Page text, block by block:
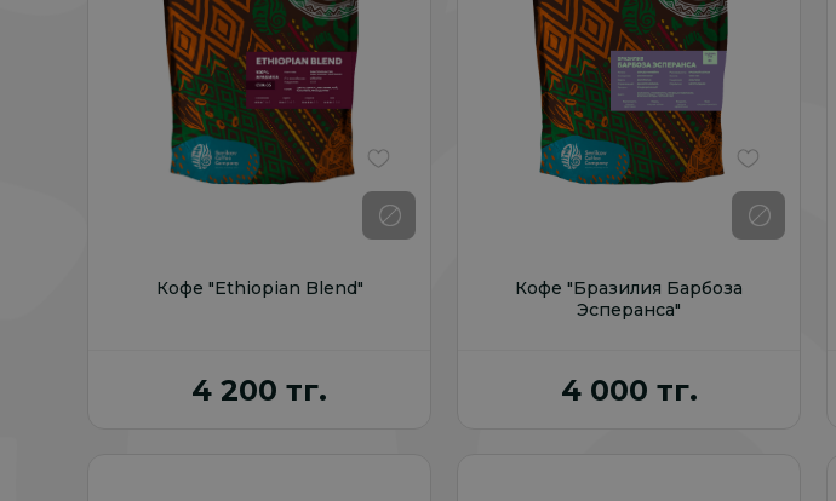
Кофе "Ethiopian Blend"
4 200 тг.
В избранное
Кофе "Бразилия Барбоза
Эсперанса"
4 000 тг.
В избранное